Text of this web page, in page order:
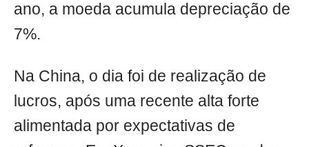
ano, a moeda acumula depreciação de
7%.
Na China, o dia foi de realização de
lucros, após uma recente alta forte
alimentada por expectativas de